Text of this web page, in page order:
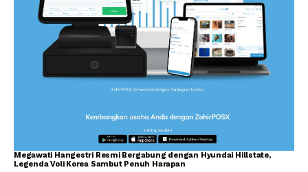
Megawati Hangestri Resmi Bergabung dengan Hyundai Hillstate,
Legenda Voli Korea Sambut Penuh Harapan